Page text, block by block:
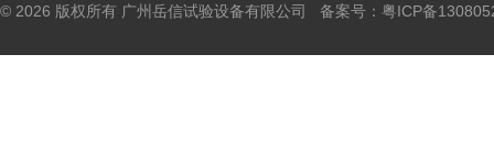
© 2026 版权所有 广州岳信试验设备有限公司 备案号： 粤ICP备